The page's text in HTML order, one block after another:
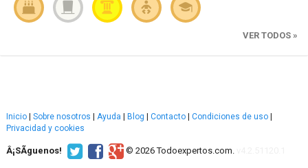
VER TODOS »
Inicio | Sobre nosotros | Ayuda | Blog | Contacto | Condiciones de uso |
Privacidad y cookies
Â¡SÃ­guenos! © 2026 Todoexpertos.com.